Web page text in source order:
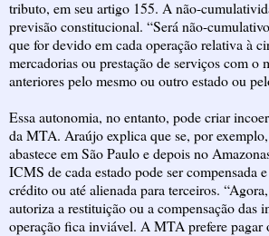
tributo, em seu artigo 155. A não-
previsão constitucional. “Será não-
que for devido em cada operação relativa à
mercadorias ou prestação de serviços com o
anteriores pelo mesmo ou outro estado ou
Essa autonomia, no entanto, pode criar
da MTA. Araújo explica que se, por
abastece em São Paulo e depois no
ICMS de cada estado pode ser compensada
crédito ou até alienada para terceiros.
autoriza a restituição ou a compensação das
operação fica inviável. A MTA prefere pagar